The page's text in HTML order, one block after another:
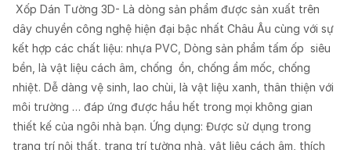
Xốp Dán Tường 3D- Là dòng sản phẩm được sản xuất trên
dây chuyền công nghệ hiện đại bậc nhất Châu Âu cùng với sự
kết hợp các chất liệu: nhựa PVC, Dòng sản phẩm tấm ốp siêu
bền, là vật liệu cách âm, chống ồn, chống ẩm mốc, chống
nhiệt. Dễ dàng vệ sinh, lao chùi, là vật liệu xanh, thân thiện với
môi trường … đáp ứng được hầu hết trong mọi không gian
thiết kế của ngôi nhà bạn. Ứng dụng: Được sử dụng trong
trang trí nội thất, trang trí tường nhà, vật liệu cách âm, thích